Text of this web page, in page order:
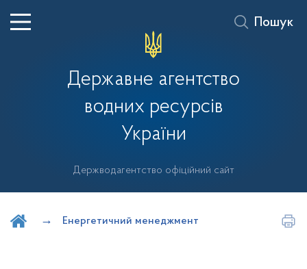
Державне агентство
водних ресурсів
України
Держводагентство офіційний сайт
Пошук
Енергетичний менеджмент